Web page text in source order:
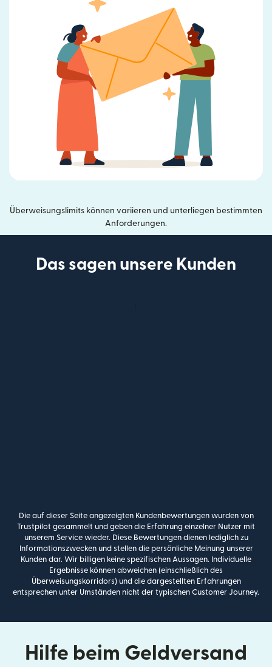
Überweisungslimits können variieren und unterliegen bestimmten
Anforderungen.
Das sagen unsere Kunden
Die auf dieser Seite angezeigten Kundenbewertungen wurden von
Trustpilot gesammelt und geben die Erfahrung einzelner Nutzer mit
unserem Service wieder. Diese Bewertungen dienen lediglich zu
Informationszwecken und stellen die persönliche Meinung unserer
Kunden dar. Wir billigen keine spezifischen Aussagen. Individuelle
Ergebnisse können abweichen (einschließlich des
Überweisungskorridors) und die dargestellten Erfahrungen
entsprechen unter Umständen nicht der typischen Customer Journey.
Hilfe beim Geldversand